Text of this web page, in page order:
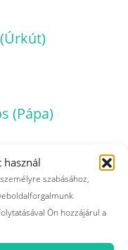
használ
szabásához,
Ön hozzájárul a
(Pápa)
(Sümeg)